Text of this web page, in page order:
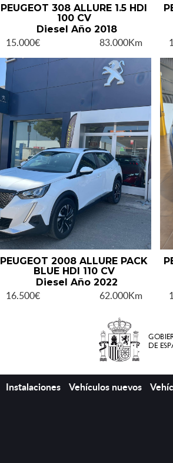
PEUGEOT 308 ALLURE 1.5 HDI
100 CV
Diesel Año 2018
15.000€ 83.000Km
PEUGEOT 2008 ALLURE PACK
BLUE HDI 110 CV
Diesel Año 2022
16.500€ 62.000Km
Instalaciones Vehículos nuevos